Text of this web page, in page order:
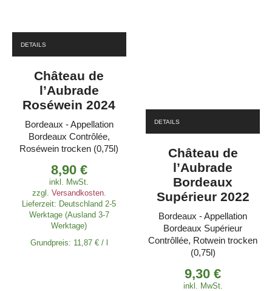
DETAILS
Château de
l’Aubrade
Roséwein 2024
Bordeaux - Appellation
Bordeaux Contrôlée,
Roséwein trocken (0,75l)
8,90 €
inkl. MwSt.
zzgl. Versandkosten.
Lieferzeit: Deutschland 2-5
Werktage (Ausland 3-7
Werktage)
Grundpreis: 11,87 €/
DETAILS
Château de
l’Aubrade
Bordeaux
Supérieur 2022
Bordeaux - Appellation
Bordeaux Supérieur
Contrôllée, Rotwein trocken
(0,75l)
9,30€
inkl. MwSt.